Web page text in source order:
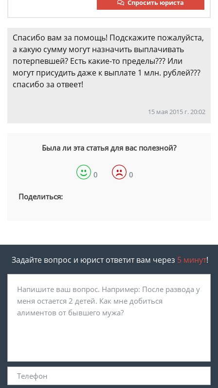
Спросить юриста
Спасибо вам за помощь! Подскажите пожалуйста,
а какую сумму могут назначить выплачивать
потерпевшей? Есть какие-то пределы??? Или
могут присудить даже к выплате 1 млн. рублей???
спасибо за отвеет!
15 мая 2015 г. 20:02
Была ли эта статья для вас полезной?
0 0
Поделиться:
Задайте вопрос и юрист ответит вам через 5 минут!